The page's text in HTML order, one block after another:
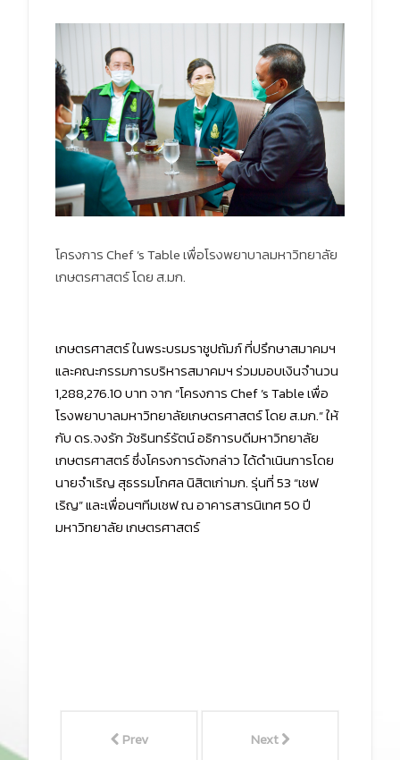
โครงการ Chef ’s Table เพื่อโรงพยาบาลมหาวิทยาลัย
เกษตรศาสตร์ โดย ส.มก.
เกษตรศาสตร์ ในพระบรมราชูปถัมภ์ ที่ปรึกษาสมาคมฯ
และคณะกรรมการบริหารสมาคมฯ ร่วมมอบเงินจำนวน
1,288,276.10 บาท จาก “โครงการ Chef ’s Table เพื่อ
โรงพยาบาลมหาวิทยาลัยเกษตรศาสตร์ โดย ส.มก.” ให้
กับ ดร.จงรัก วัชรินทร์รัตน์ อธิการบดีมหาวิทยาลัย
เกษตรศาสตร์ ซึ่งโครงการดังกล่าว ได้ดำเนินการโดย
นายจำเริญ สุธรรมโกศล นิสิตเก่ามก. รุ่นที่ 53 “เชฟ
เริญ” และเพื่อนๆทีมเชฟ ณ อาคารสารนิเทศ 50 ปี
มหาวิทยาลัย เกษตรศาสตร์